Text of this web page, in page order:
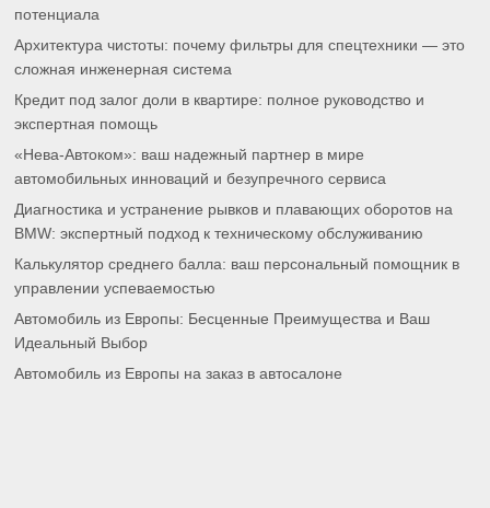
потенциала
Архитектура чистоты: почему фильтры для спецтехники — это
сложная инженерная система
Кредит под залог доли в квартире: полное руководство и
экспертная помощь
«Нева-Автоком»: ваш надежный партнер в мире
автомобильных инноваций и безупречного сервиса
Диагностика и устранение рывков и плавающих оборотов на
BMW: экспертный подход к техническому обслуживанию
Калькулятор среднего балла: ваш персональный помощник в
управлении успеваемостью
Автомобиль из Европы: Бесценные Преимущества и Ваш
Идеальный Выбор
Автомобиль из Европы на заказ в автосалоне